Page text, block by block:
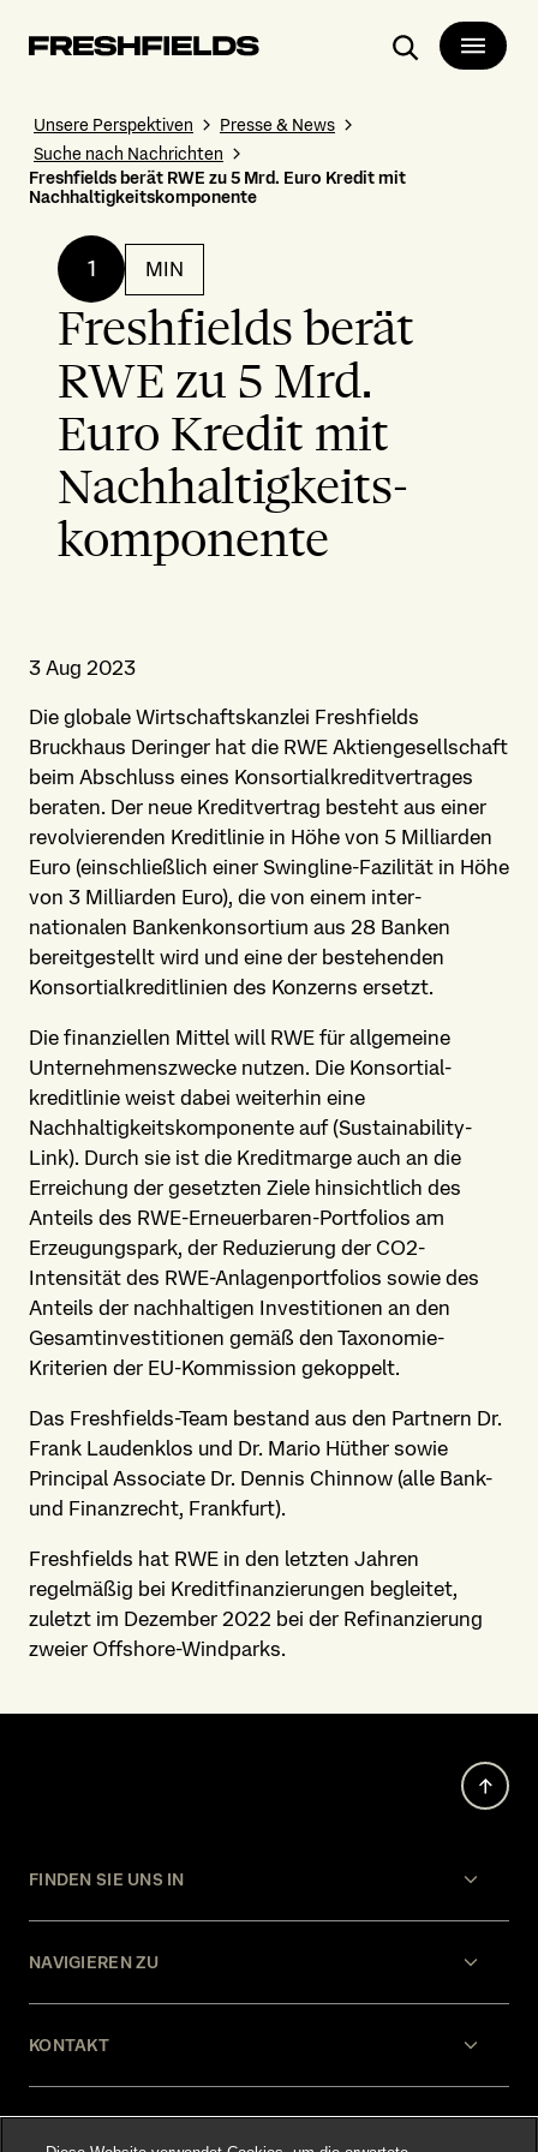
Suchen
Unsere Perspektiven
Presse & News
Suche nach Nachrichten
Freshfields berät RWE zu 5 Mrd. Euro Kredit mit
Nachhaltigkeits­komponente
1 MIN
Freshfields berät
RWE zu 5 Mrd.
Euro Kredit mit
Nachhaltigkeits­
komponente
3 Aug 2023
Die globale Wirtschafts­kanzlei Freshfields
Bruckhaus Deringer hat die RWE Aktien­gesellschaft
beim Abschluss eines Konsortial­kredit­vertrages
beraten. Der neue Kredit­vertrag besteht aus einer
revolvierenden Kreditlinie in Höhe von 5 Milliarden
Euro (einschließlich einer Swingline-Fazilität in Höhe
von 3 Milliarden Euro), die von einem inter­
nationalen Banken­konsortium aus 28 Banken
bereitgestellt wird und eine der bestehenden
Konsortial­kreditlinien des Konzerns ersetzt.
Die finanziellen Mittel will RWE für allgemeine
Unternehmens­zwecke nutzen. Die Konsortial­
kreditlinie weist dabei weiterhin eine
Nachhaltigkeits­​komponente auf (Sustainability-
Link). Durch sie ist die Kreditmarge auch an die
Erreichung der gesetzten Ziele hinsichtlich des
Anteils des RWE-Erneuerbaren-Portfolios am
Erzeugungspark, der Reduzierung der CO2-
Intensität des RWE-Anlagenportfolios sowie des
Anteils der nachhaltigen Investitionen an den
Gesamtinvestitionen gemäß den Taxonomie-
Kriterien der EU-Kommission gekoppelt.
Das Freshfields-Team bestand aus den Partnern Dr.
Frank Laudenklos und Dr. Mario Hüther sowie
Principal Associate Dr. Dennis Chinnow (alle Bank-
und Finanzrecht, Frankfurt).
Freshfields hat RWE in den letzten Jahren
regelmäßig bei Kreditfinanzierungen begleitet,
zuletzt im Dezember 2022 bei der Refinanzierung
zweier Offshore-Windparks.
FINDEN SIE UNS IN
NAVIGIEREN ZU
KONTAKT